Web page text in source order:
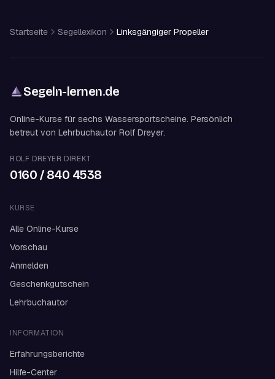
Startseite Segellexikon Linksgängiger Propeller
Segeln-lernen.de
Online-Kurse für sechs Wassersportscheine. Persönlich
betreut von Lehrbuchautor Rolf Dreyer.
ROLF DREYER DIREKT
0160 / 840 4538
KURSE
Alle Online-Kurse
Vorschau
Anmelden
Geschenkgutschein
Lehrbuchautor
INFORMATION
Erfahrungsberichte
Hilfe-Center